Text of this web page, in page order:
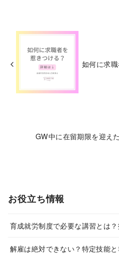
如何に求
GW中に在留期限を迎え
お役立ち情報
育成就労制度で必要な講習とは
解雇は絶対できない？特定技能